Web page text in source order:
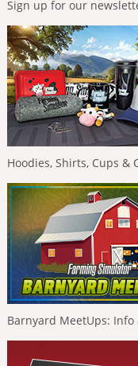
Sign up for our
Hoodies, Shirts, Cups &
Barnyard MeetUps: